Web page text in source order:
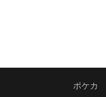
ポケカ